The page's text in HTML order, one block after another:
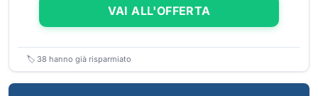
VAI ALL'OFFERTA
🏷️ 38 hanno già risparmiato